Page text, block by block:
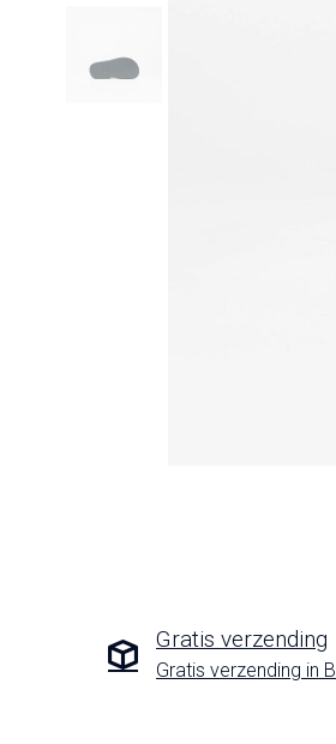
Gratis verzending
Gratis verzending in